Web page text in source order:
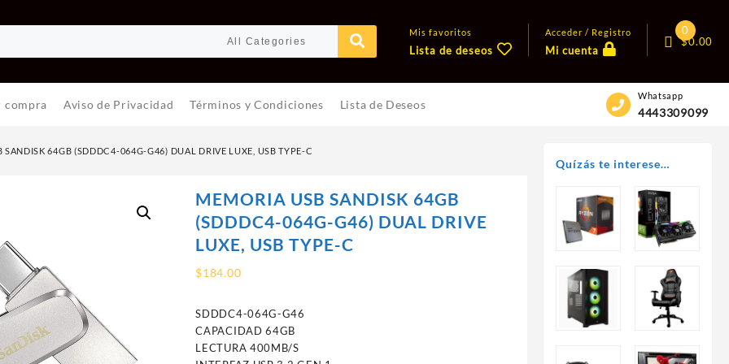
Mis favoritos
Lista de deseos
Acceder / Registro
Mi cuenta
0
$0.00
compra Aviso de Privacidad Términos y Condiciones Lista de Deseos
Whatsapp
4443309099
SANDISK 64GB (SDDDC4-064G-G46) DUAL DRIVE LUXE, USB TYPE-C
MEMORIA USB SANDISK 64GB
(SDDDC4-064G-G46) DUAL DRIVE
LUXE, USB TYPE-C
$184.00
SDDDC4-064G-G46
CAPACIDAD 64GB
LECTURA 400MB/S
Quízás te interese…